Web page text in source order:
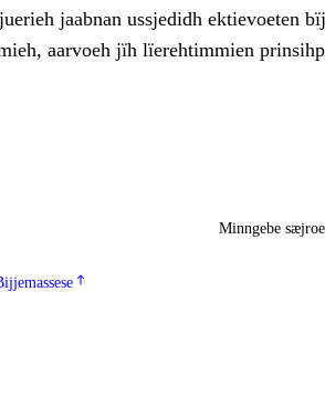
jaabnan ussjedidh ektievoeten
aarvoeh jïh lïerehtimmien
Minngebe sæjroe